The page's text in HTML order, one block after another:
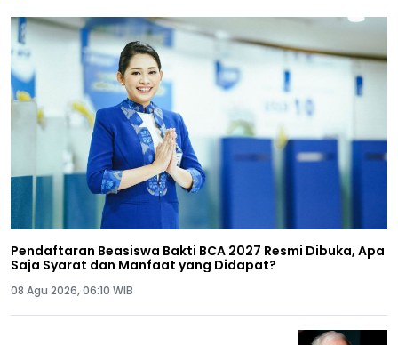
Pendaftaran Beasiswa Bakti BCA 2027 Resmi Dibuka, Apa
Saja Syarat dan Manfaat yang Didapat?
08 Agu 2026, 06:10 WIB